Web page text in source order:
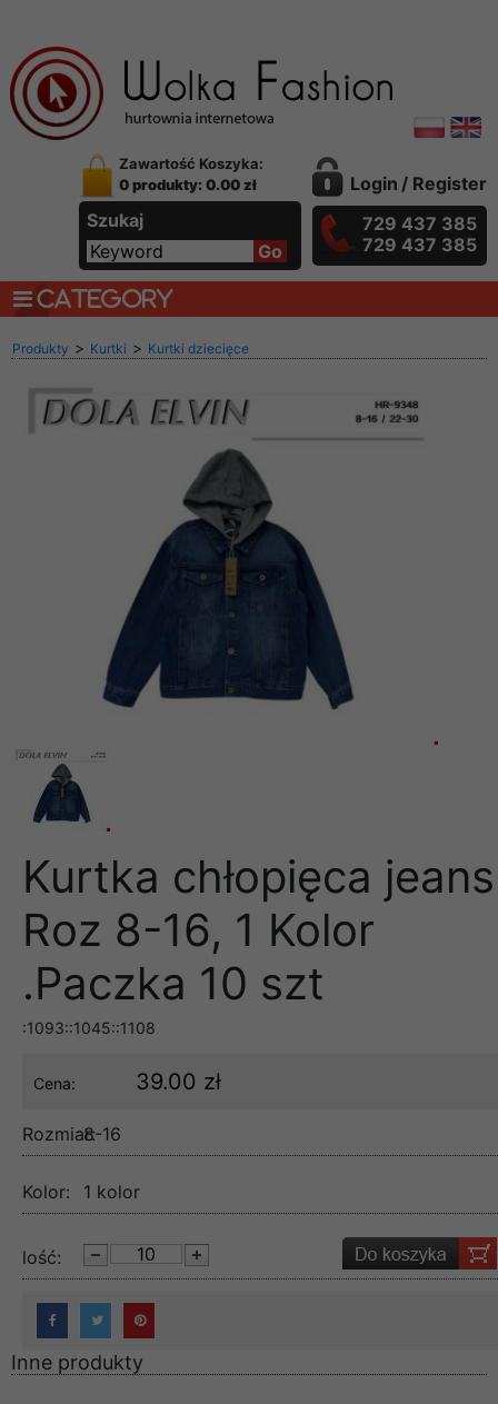
Zawartość Koszyka:
0 produkty: 0.00 zł
Szukaj
Login / Register
729 437 385
729 437 385
CATEGORY
Produkty > Kurtki > Kurtki dziecięce
Kurtka chłopięca jeans
Roz 8-16, 1 Kolor
.Paczka 10 szt
:1093::1045::1108
Cena: 39.00 zł
Rozmiar:8-16
Kolor: 1 kolor
lość:
Inne produkty